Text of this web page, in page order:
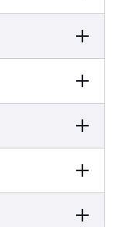
1 个 118 NVMe
1 个 237 NVMe
实例存储（GB）
1 个 474 NVMe
实例存储（GB）
1 个 950 NVMe
实例存储（GB）
1 个 1900 NVMe
实例存储（GB）
实例存储（GB）